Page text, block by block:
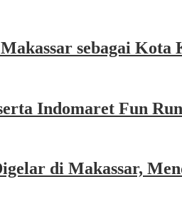
sebagai
Indomaret Fun
di Makassar,